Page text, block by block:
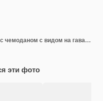
Азиатская девушка в шляпе с чемоданом с видом на гавань на экране мобильного телефона
эти фото